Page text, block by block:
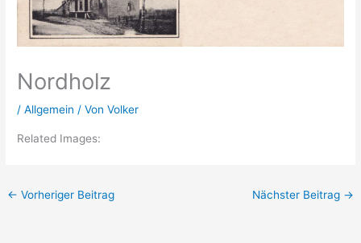
Nordholz
/Allgemein / VonVolker
Related Images:
← Vorheriger Beitrag Nächster Beitrag →